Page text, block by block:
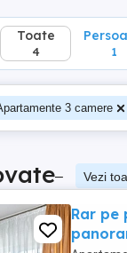
Toate
4 1
3 camere
– Vezi
Rar pe